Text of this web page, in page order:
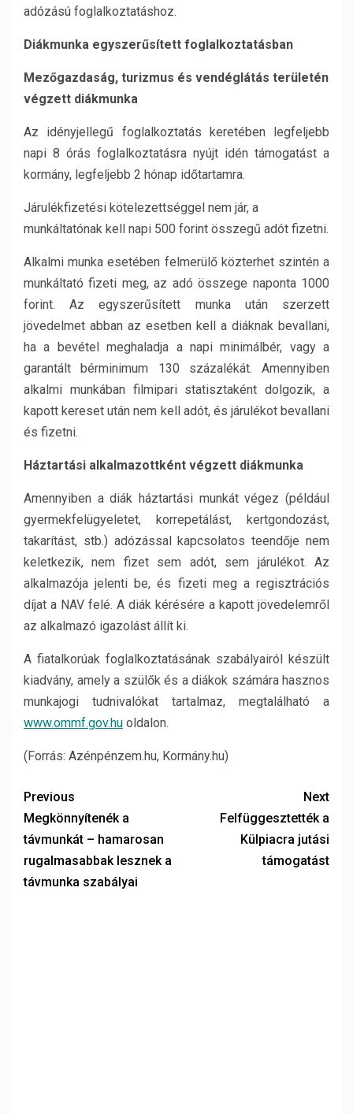
adózású foglalkoztatáshoz.
Diákmunka egyszerűsített foglalkoztatásban
Mezőgazdaság, turizmus és vendéglátás területén
végzett diákmunka
Az idényjellegű foglalkoztatás keretében legfeljebb
napi 8 órás foglalkoztatásra nyújt idén támogatást a
kormány, legfeljebb 2 hónap időtartamra.
Járulékfizetési kötelezettséggel nem jár, a
munkáltatónak kell napi 500 forint összegű adót fizetni.
Alkalmi munka esetében felmerülő közterhet szintén a
munkáltató fizeti meg, az adó összege naponta 1000
forint. Az egyszerűsített munka után szerzett
jövedelmet abban az esetben kell a diáknak bevallani,
ha a bevétel meghaladja a napi minimálbér, vagy a
garantált bérminimum 130 százalékát. Amennyiben
alkalmi munkában filmipari statisztaként dolgozik, a
kapott kereset után nem kell adót, és járulékot bevallani
és fizetni.
Háztartási alkalmazottként végzett diákmunka
Amennyiben a diák háztartási munkát végez (például
gyermekfelügyeletet, korrepetálást, kertgondozást,
takarítást, stb.) adózással kapcsolatos teendője nem
keletkezik, nem fizet sem adót, sem járulékot. Az
alkalmazója jelenti be, és fizeti meg a regisztrációs
díjat a NAV felé. A diák kérésére a kapott jövedelemről
az alkalmazó igazolást állít ki.
A fiatalkorúak foglalkoztatásának szabályairól készült
kiadvány, amely a szülők és a diákok számára hasznos
munkajogi tudnivalókat tartalmaz, megtalálható a
www.ommf.gov.hu oldalon.
(Forrás: Azénpénzem.hu, Kormány.hu)
Previous
Megkönnyítenék a
távmunkát – hamarosan
rugalmasabbak lesznek a
távmunka szabályai
Next
Felfüggesztették a
Külpiacra jutási
támogatást